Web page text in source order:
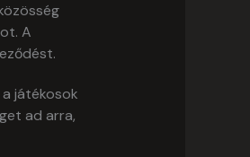
A
játékosok
ad arra,